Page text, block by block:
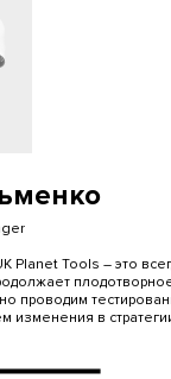
Planet Tools – это
проводим
изменения в